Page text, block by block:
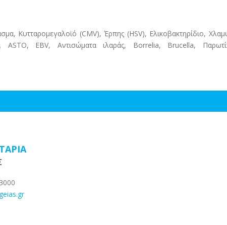
Kυτταρομεγαλοϊό (CMV), Έρπης (HSV), Ελικοβακτηρίδιο,
ASTO, EBV, Αντισώματα ιλαράς, Borrelia, Brucella,